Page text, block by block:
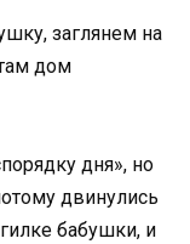
заглянем на
дом
дня», но
двинулись
бабушки, и